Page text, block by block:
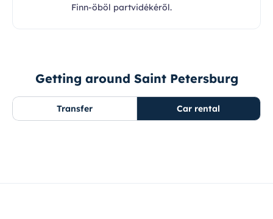
Finn-öböl partvidékéről.
Getting around Saint Petersburg
Transfer Car rental